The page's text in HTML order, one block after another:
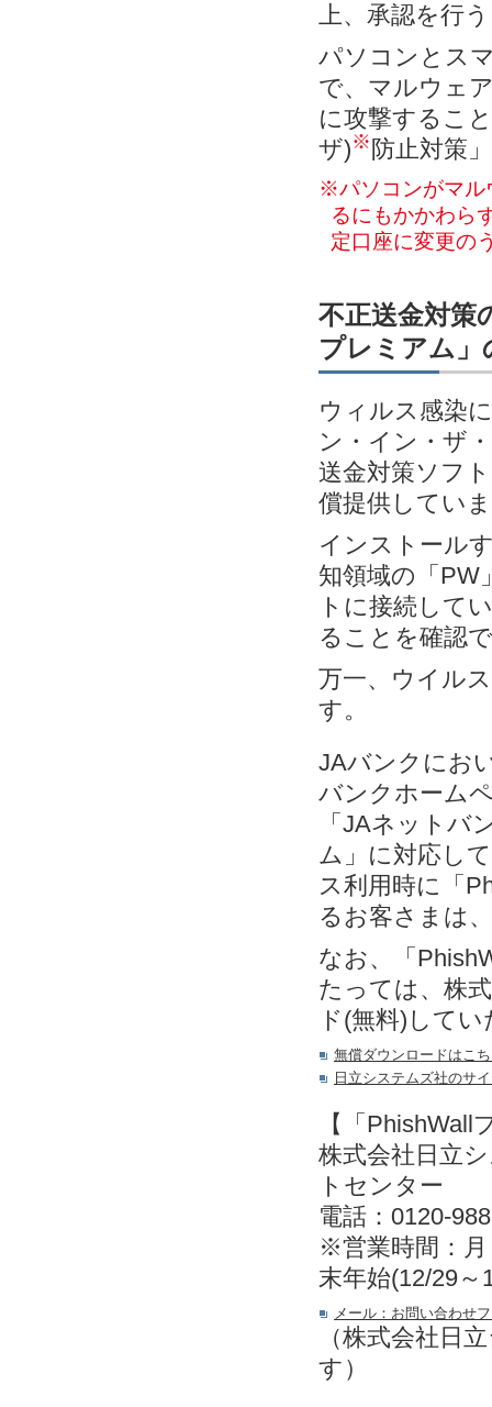
上、承認を行
パソコンとス
で、マルウェ
に攻撃するこ
ザ)※ 防止対策
※パソコンがマル
るにもかかわら
定口座に変更の
不正送金対策
プレミアム」
ウィルス感染
ン・イン・ザ
送金対策ソフ
償提供してい
インストール
知領域の「PW
トに接続して
ることを確認
万一、ウイル
す。
JAバンクにお
バンクホーム
「JAネットバ
ム」に対応し
ス利用時に「
るお客さまは
なお、「
たっては、株
ド(無料)して
無償ダウンロードはこ
日立システムズ社のサ
【「
株式会社日立
トセンター
電話：0120-
※営業時間：
末年始(12/29～
メール：お問い合わせ
（株式会社日
す）